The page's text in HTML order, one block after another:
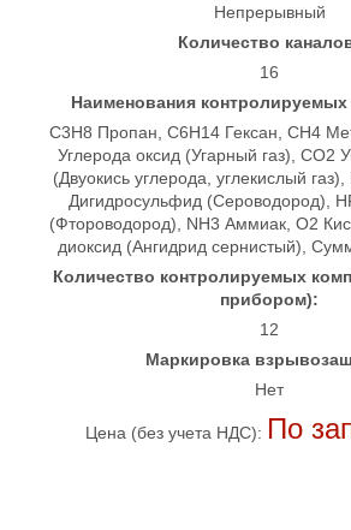
Непрерывный
Количество
16
Наименования контролируемых
C3H8 Пропан, C6H14 Гексан, CH4
Углерода оксид (Угарный газ), CO2
(Двуокись углерода, углекислый
Дигидросульфид (Сероводород),
(Фтороводород), NH3 Аммиак, O2
диоксид (Ангидрид сернистый),
Количество контролируемых
прибором):
12
Маркировка
Нет
Цена (без учета НДС): По